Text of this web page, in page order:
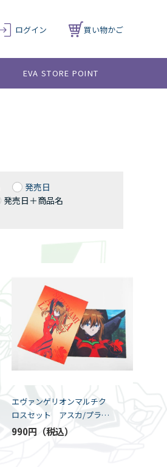
ログイン 買い物かご
EVA STORE POINT
発売日
発売日＋商品名
エヴァンゲリオンマルチク
ロスセット アスカ/プラグ
スーツ（K5-SPEC）
990円